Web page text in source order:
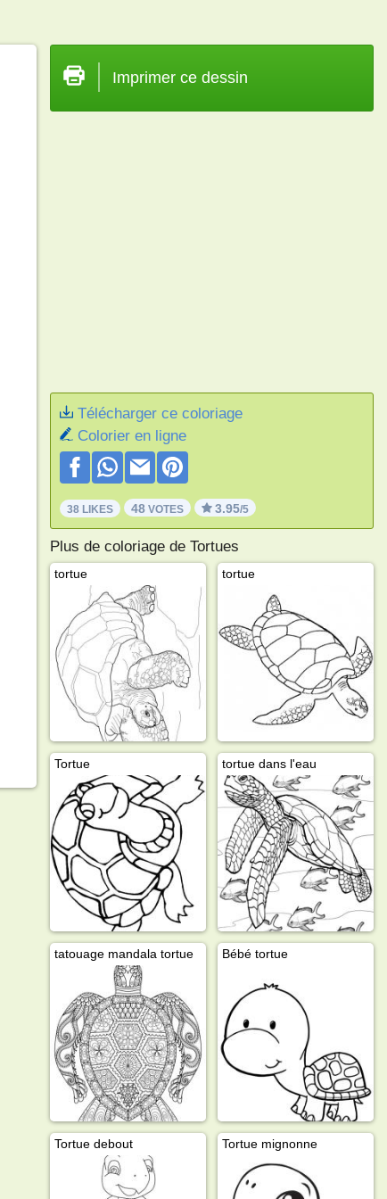
Imprimer ce dessin
Télécharger ce coloriage
Colorier en ligne
38 LIKES 48VOTES 3.95/5
Plus de coloriage de Tortues
tortue tortue
Tortue tortue dans l'eau
tatouage mandala tortue Bébé tortue
Tortue debout Tortue mignonne